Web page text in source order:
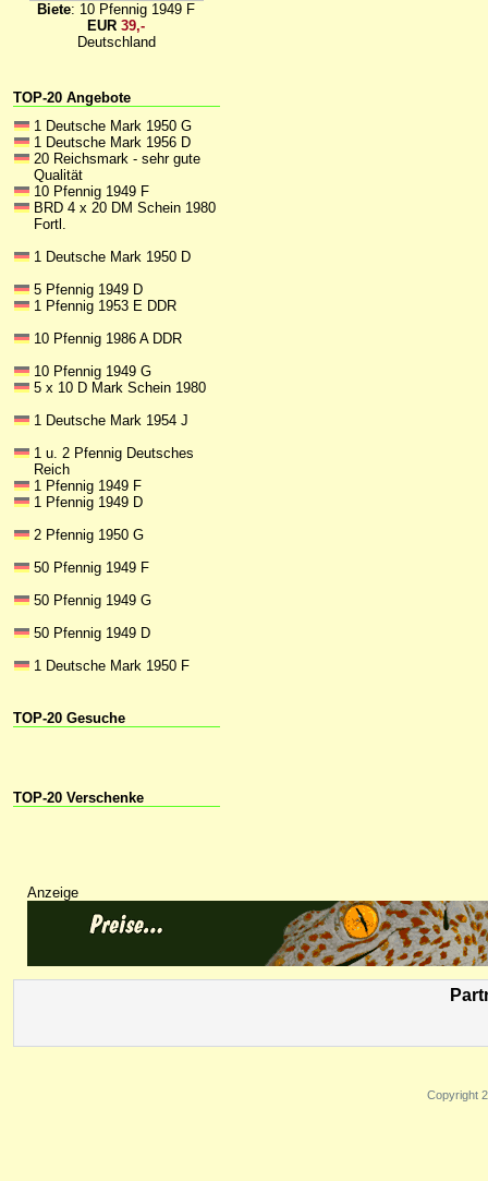
Biete: 10 Pfennig 1949 F
EUR 39,-
Deutschland
TOP-20 Angebote
1 Deutsche Mark 1950 G
1 Deutsche Mark 1956 D
20 Reichsmark - sehr gute
Qualität
10 Pfennig 1949 F
BRD 4 x 20 DM Schein 1980
Fortl.
1 Deutsche Mark 1950 D
5 Pfennig 1949 D
1 Pfennig 1953 E DDR
10 Pfennig 1986 A DDR
10 Pfennig 1949 G
5 x 10 D Mark Schein 1980
1 Deutsche Mark 1954 J
1 u. 2 Pfennig Deutsches
Reich
1 Pfennig 1949 F
1 Pfennig 1949 D
2 Pfennig 1950 G
50 Pfennig 1949 F
50 Pfennig 1949 G
50 Pfennig 1949 D
1 Deutsche Mark 1950 F
TOP-20 Gesuche
TOP-20 Verschenke
Anzeige
Copyright